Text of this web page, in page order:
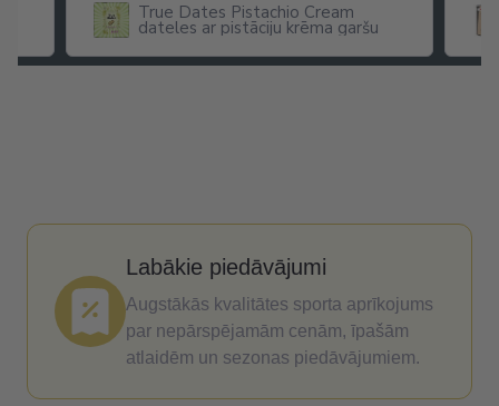
True Dates Pistachio Cream
dateles ar pistāciju krēma garšu
Labākie piedāvājumi
Augstākās kvalitātes sporta aprīkojums
par nepārspējamām cenām, īpašām
atlaidēm un sezonas piedāvājumiem.